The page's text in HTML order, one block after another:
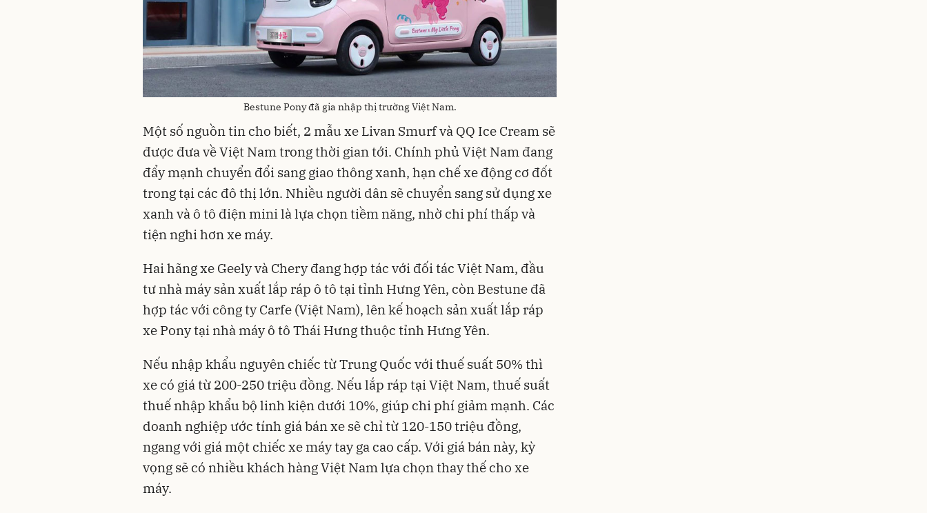
Bestune Pony đã gia nhập thị trường Việt Nam.
Một số nguồn tin cho biết, 2 mẫu xe Livan Smurf và QQ Ice Cream sẽ
được đưa về Việt Nam trong thời gian tới. Chính phủ Việt Nam đang
đẩy mạnh chuyển đổi sang giao thông xanh, hạn chế xe động cơ đốt
trong tại các đô thị lớn. Nhiều người dân sẽ chuyển sang sử dụng xe
xanh và ô tô điện mini là lựa chọn tiềm năng, nhờ chi phí thấp và
tiện nghi hơn xe máy.
Hai hãng xe Geely và Chery đang hợp tác với đối tác Việt Nam, đầu
tư nhà máy sản xuất lắp ráp ô tô tại tỉnh Hưng Yên, còn Bestune đã
hợp tác với công ty Carfe (Việt Nam), lên kế hoạch sản xuất lắp ráp
xe Pony tại nhà máy ô tô Thái Hưng thuộc tỉnh Hưng Yên.
Nếu nhập khẩu nguyên chiếc từ Trung Quốc với thuế suất 50% thì
xe có giá từ 200-250 triệu đồng. Nếu lắp ráp tại Việt Nam, thuế suất
thuế nhập khẩu bộ linh kiện dưới 10%, giúp chi phí giảm mạnh. Các
doanh nghiệp ước tính giá bán xe sẽ chỉ từ 120-150 triệu đồng,
ngang với giá một chiếc xe máy tay ga cao cấp. Với giá bán này, kỳ
vọng sẽ có nhiều khách hàng Việt Nam lựa chọn thay thế cho xe
máy.